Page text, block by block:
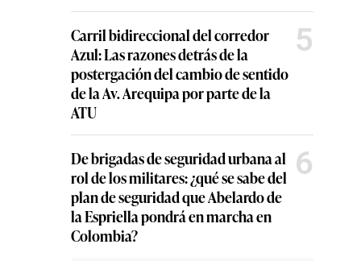
Carril bidireccional del corredor
Azul: Las razones detrás de la
postergación del cambio de sentido
de la Av. Arequipa por parte de la
ATU
5
De brigadas de seguridad urbana al
rol de los militares: ¿qué se sabe del
plan de seguridad que Abelardo de
la Espriella pondrá en marcha en
Colombia?
6